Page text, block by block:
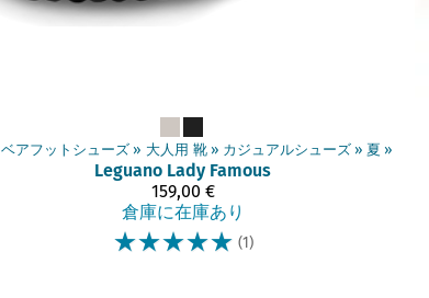
ベアフットシューズ ‪» 大人用 靴 ‪» カジュアルシューズ ‪» 夏 ‪»
Leguano Lady Famous
159,00 €
倉庫に在庫あり
☆☆☆☆☆ (1)